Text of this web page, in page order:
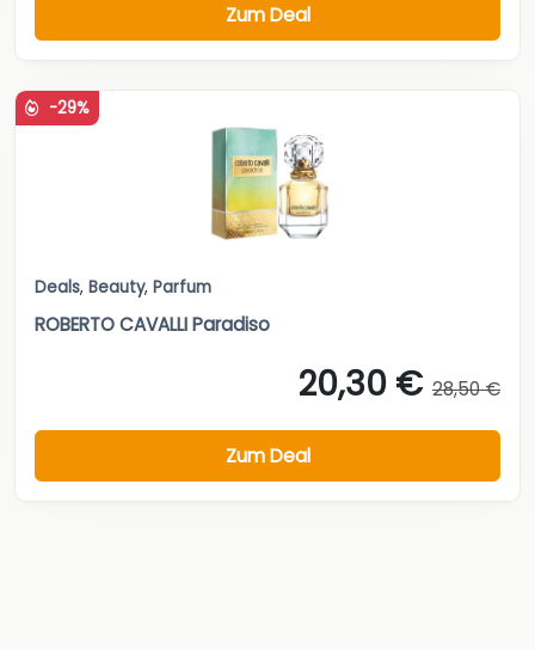
Zum Deal
-29%
Deals, Beauty, Parfum
ROBERTO CAVALLI Paradiso
20,30 € 28,50 €
Zum Deal